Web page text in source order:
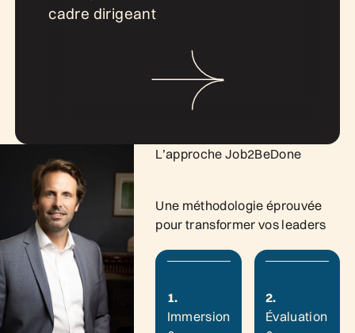
cadre dirigeant
L’approche Job2BeDone
Une méthodologie éprouvée
pour transformer vos leaders
1.
Immersion
2.
Évaluation